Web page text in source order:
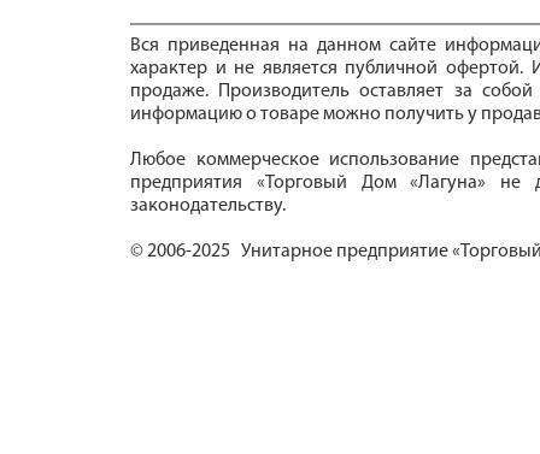
Вся приведенная на данном сайте
характер и не является публичной офертой.
продаже. Производитель оставляет за
информацию о товаре можно получить у
Любое коммерческое использование
предприятия «Торговый Дом «Лагуна» не
законодательству.
© 2006-2025 Унитарное предприятие